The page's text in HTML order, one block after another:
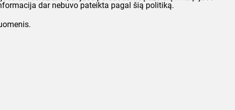
dar nebuvo pateikta pagal šią politiką.